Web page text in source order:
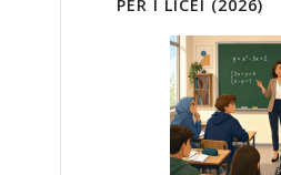
PER I LICEI (2026)